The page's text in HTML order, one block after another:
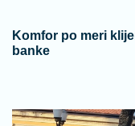
Komfor po meri
banke